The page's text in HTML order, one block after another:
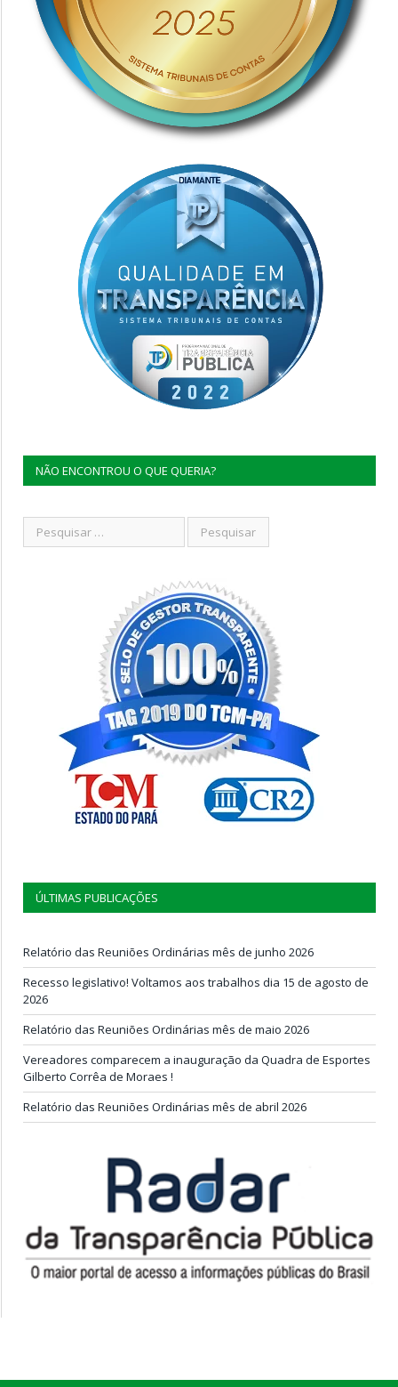
NÃO ENCONTROU O QUE QUERIA?
ÚLTIMAS PUBLICAÇÕES
Relatório das Reuniões Ordinárias mês de junho 2026
Recesso legislativo! Voltamos aos trabalhos dia 15 de agosto de
2026
Relatório das Reuniões Ordinárias mês de maio 2026
Vereadores comparecem a inauguração da Quadra de Esportes
Gilberto Corrêa de Moraes !
Relatório das Reuniões Ordinárias mês de abril 2026